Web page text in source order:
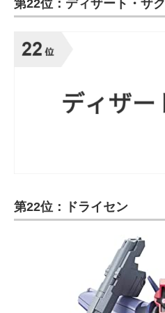
第22位：ディザート・ザク
第22位：ドライセン